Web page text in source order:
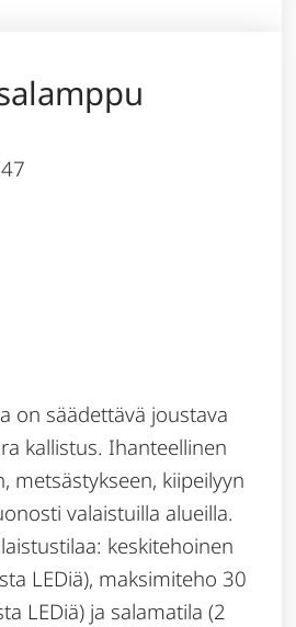
on säädettävä joustava
kallistus. Ihanteellinen
metsästykseen, kiipeilyyn
valaistuilla alueilla.
keskitehoinen
LEDiä), maksimiteho 30
LEDiä) ja salamatila (2